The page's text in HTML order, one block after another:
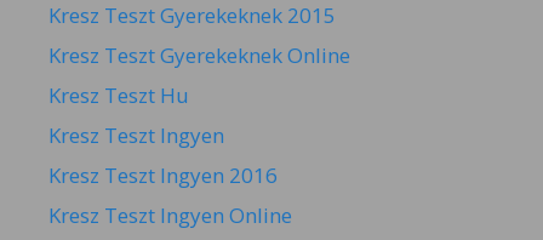
Kresz Teszt Gyerekeknek 2015
Kresz Teszt Gyerekeknek Online
Kresz Teszt Hu
Kresz Teszt Ingyen
Kresz Teszt Ingyen 2016
Kresz Teszt Ingyen Online